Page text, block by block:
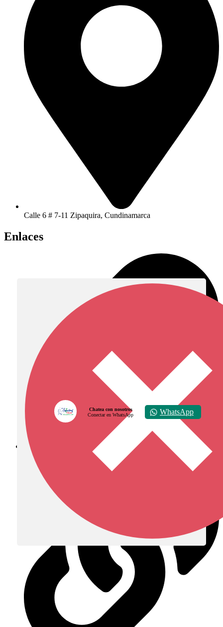
Calle 6 # 7-11 Zipaquira, Cundinamarca
Enlaces
Diócesis de Zipaquirá
Chatea con nosotros
Conectar en WhatsApp
WhatsApp